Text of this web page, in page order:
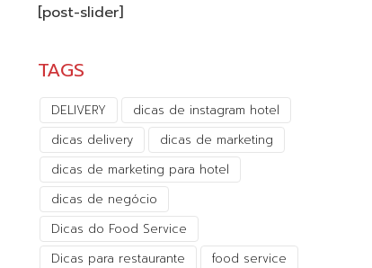
[post-slider]
TAGS
DELIVERY
dicas de instagram hotel
dicas delivery
dicas de marketing
dicas de marketing para hotel
dicas de negócio
Dicas do Food Service
Dicas para restaurante
food service